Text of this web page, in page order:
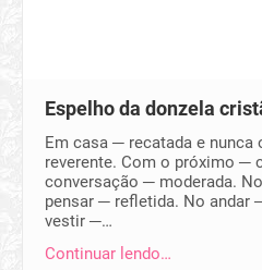
Espelho da donzela
Em casa ─ recatada e
reverente. Com o próximo ─
conversação ─ moderada.
pensar ─ refletida. No andar
vestir ─…
Continuar lendo…